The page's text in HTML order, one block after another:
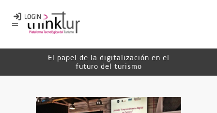
El papel de la digitalización en el
futuro del turismo